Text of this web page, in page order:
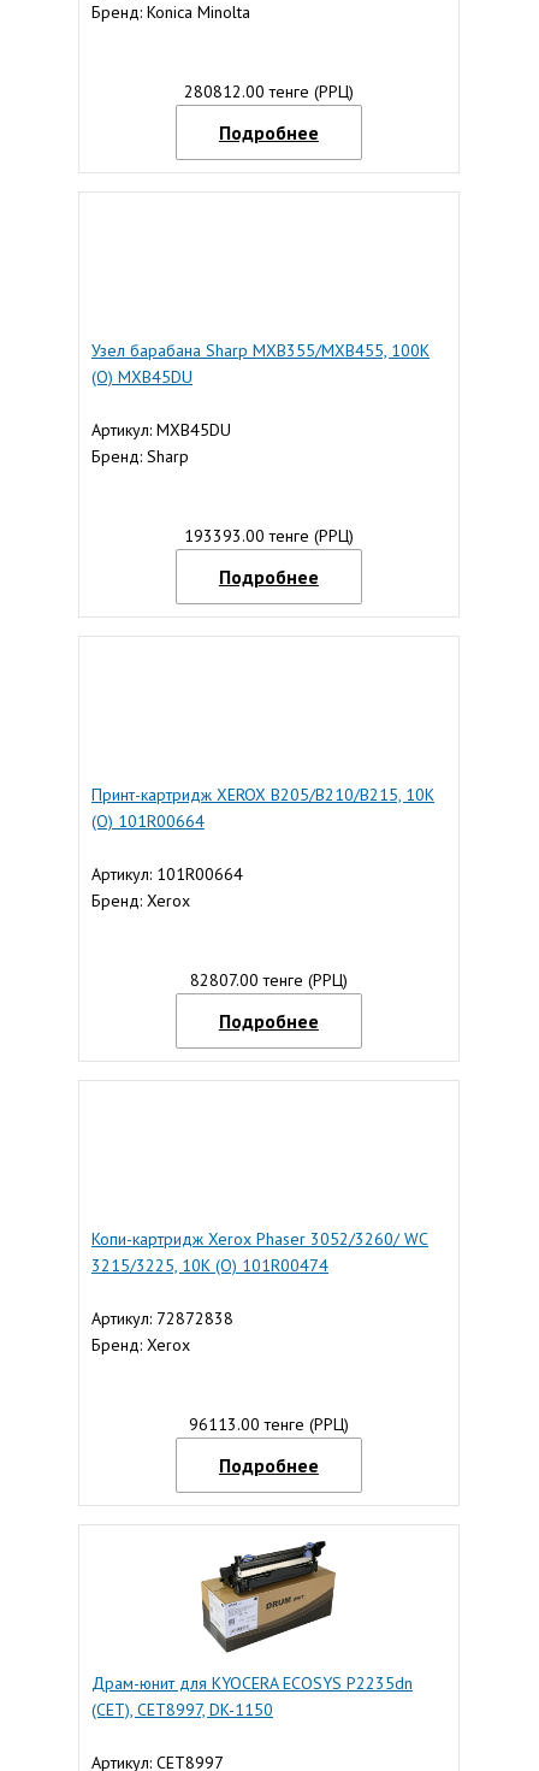
Бренд: Konica Minolta
280812.00 тенге (РРЦ)
Подробнее
Узел барабана Sharp MXB355/MXB455, 100К
(О) MXB45DU
Артикул: MXB45DU
Бренд: Sharp
193393.00 тенге (РРЦ)
Подробнее
Принт-картридж XEROX B205/B210/B215, 10К
(О) 101R00664
Артикул: 101R00664
Бренд: Xerox
82807.00 тенге (РРЦ)
Подробнее
Копи-картридж Xerox Phaser 3052/3260/ WC
3215/3225, 10К (О) 101R00474
Артикул: 72872838
Бренд: Xerox
96113.00 тенге (РРЦ)
Подробнее
Драм-юнит для KYOCERA ECOSYS P2235dn
(CET), CET8997, DK-1150
Артикул: CET8997